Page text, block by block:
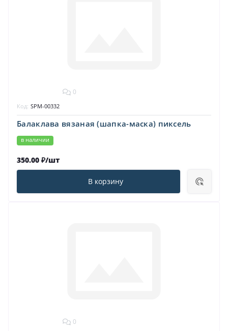
0
Балаклава вязаная (шапка-маска) пиксель
в наличии
Код: SPM-00332
350.00 ₽/шт
В корзину
0